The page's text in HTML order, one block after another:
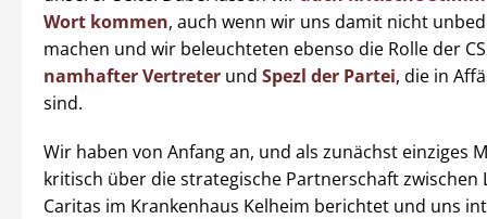
Wort kommen, auch wenn wir uns damit nicht
machen und wir beleuchteten ebenso die Rolle der
namhafter Vertreter und Spezl der Partei, die in
sind.
Wir haben von Anfang an, und als zunächst einziges
kritisch über die strategische Partnerschaft zwischen
Caritas im Krankenhaus Kelheim berichtet und uns